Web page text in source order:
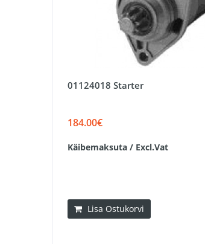
01124018 Starter
184.00€
Käibemaksuta / Excl.Vat
Lisa Ostukorvi